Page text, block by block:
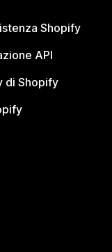
Shopify
API
di Shopify